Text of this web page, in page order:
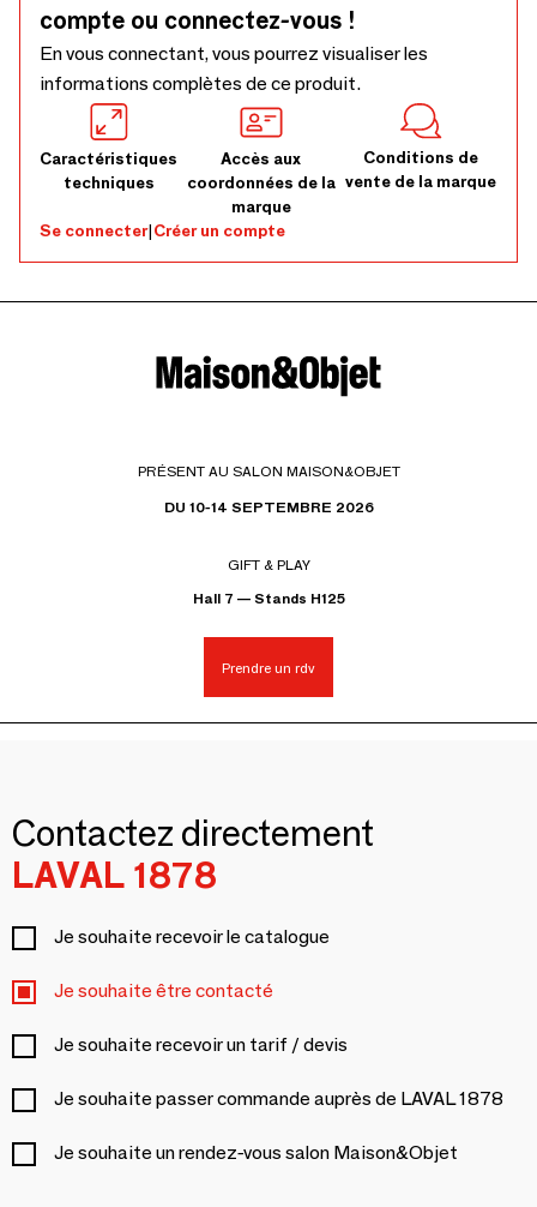
compte ou connectez-vous !
En vous connectant, vous pourrez visualiser les
informations complètes de ce produit.
Caractéristiques
techniques
Accès aux
coordonnées de la
marque
Conditions de
vente de la marque
Se connecter|Créer un compte
PRÉSENT AU SALON MAISON&OBJET
DU 10-14 SEPTEMBRE 2026
GIFT & PLAY
Hall 7 — Stands H125
Prendre un rdv
Contactez directement
LAVAL 1878
Je souhaite recevoir le catalogue
Je souhaite être contacté
Je souhaite recevoir un tarif / devis
Je souhaite passer commande auprès de LAVAL 1878
Je souhaite un rendez-vous salon Maison&Objet